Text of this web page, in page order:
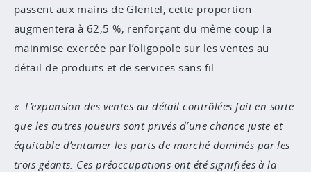
passent aux mains de Glentel, cette proportion
augmentera à 62,5 %, renforçant du même coup la
mainmise exercée par l’oligopole sur les ventes au
détail de produits et de services sans fil.
L’expansion des ventes au détail contrôlées fait en sorte
que les autres joueurs sont privés d’une chance juste et
équitable d’entamer les parts de marché dominés par les
trois géants. Ces préoccupations ont été signifiées à la